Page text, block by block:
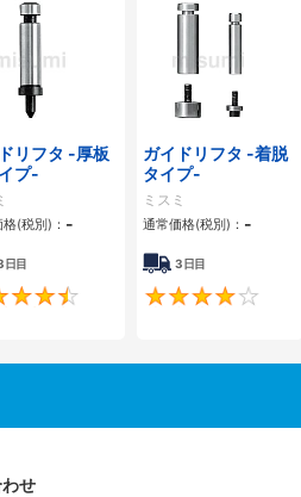
リフタ -厚板
プ-
(税別)： -
日目
4.5
ガイドリフタ -着脱
タイプ-
ミスミ
通常価格(税別)： -
3日目
せ